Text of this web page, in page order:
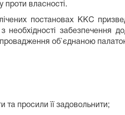
проти власності.
постановах ККС
забезпечення
провадження об`єднаною
та просили її задовольнити;